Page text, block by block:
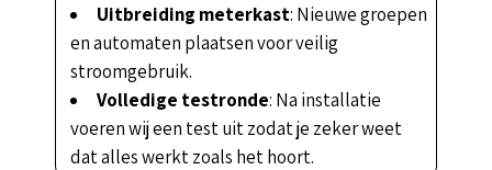
Uitbreiding meterkast: Nieuwe groepen
en automaten plaatsen voor veilig
stroomgebruik.
Volledige testronde: Na installatie
voeren wij een test uit zodat je zeker weet
dat alles werkt zoals het hoort.